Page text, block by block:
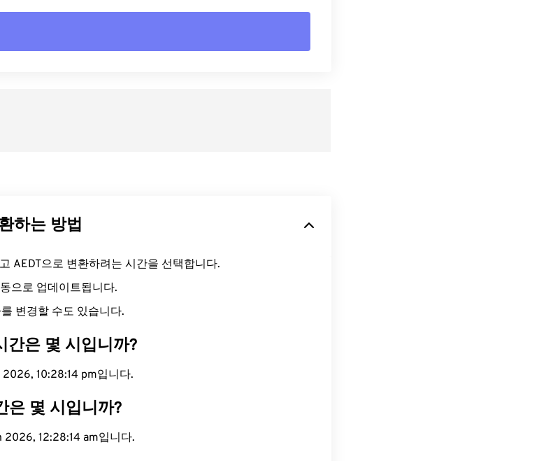
하는 방법
AEDT으로 변환하려는 시간을 선택합니다.
으로 업데이트됩니다.
변경할 수도 있습니다.
간은 몇 시입니까?
10:28:14 pm입니다.
은 몇 시입니까?
12:28:14 am입니다.